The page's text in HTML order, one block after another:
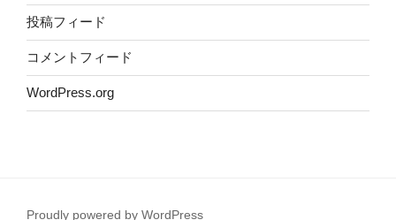
投稿フィード
コメントフィード
WordPress.org
Proudly powered by WordPress